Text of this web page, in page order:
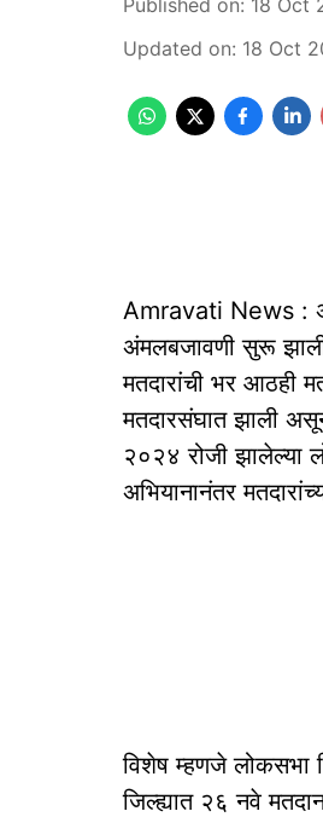
Published on: 18 Oct
Updated on: 18 Oct
Amravati News :
अंमलबजावणी सुरू
मतदारांची भर आठही
मतदारसंघात झाली
२०२४ रोजी झालेल्या
अभियानानंतर
विशेष म्हणजे लोकसभा
जिल्ह्यात २६ नवे